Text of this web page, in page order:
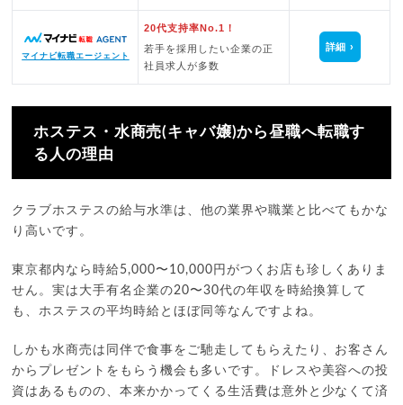
マイナビ転職エージェント
20代支持率No.1！
若手を採用したい企業の正
社員求人が多数
詳細
ホステス・水商売(キャバ嬢)から昼職へ転職す
る人の理由
クラブホステスの給与水準は、他の業界や職業と比べてもかな
り高いです。
東京都内なら時給5,000〜10,000円がつくお店も珍しくありま
せん。実は大手有名企業の20〜30代の年収を時給換算して
も、ホステスの平均時給とほぼ同等なんですよね。
しかも水商売は同伴で食事をご馳走してもらえたり、お客さん
からプレゼントをもらう機会も多いです。ドレスや美容への投
資はあるものの、本来かかってくる生活費は意外と少なくて済